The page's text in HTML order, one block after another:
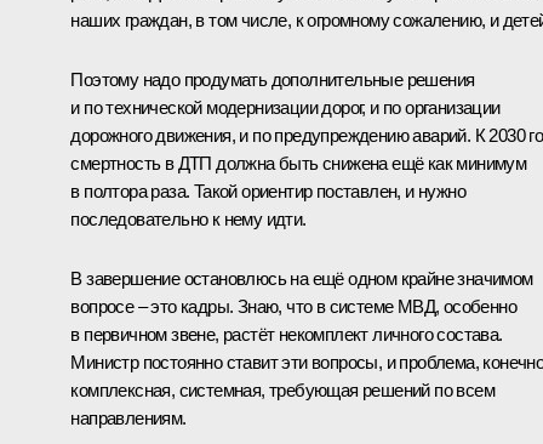
наших граждан, в том числе, к огромному сожалению, и
Поэтому надо продумать дополнительные решения
и по технической модернизации дорог, и по организации
дорожного движения, и по предупреждению аварий. К 2030
смертность в ДТП должна быть снижена ещё как минимум
в полтора раза. Такой ориентир поставлен, и нужно
последовательно к нему идти.
В завершение остановлюсь на ещё одном крайне значимом
вопросе – это кадры. Знаю, что в системе МВД, особенно
в первичном звене, растёт некомплект личного состава.
Министр постоянно ставит эти вопросы, и проблема,
комплексная, системная, требующая решений по всем
направлениям.